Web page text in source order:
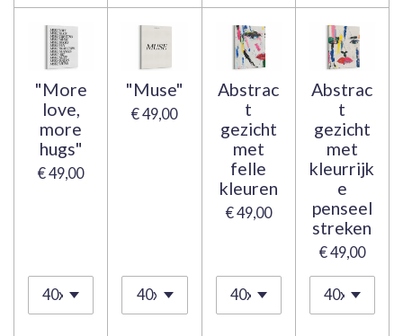
"More
love,
more
hugs"
€ 49,00
"Muse"
€ 49,00
Abstrac
t
gezicht
met
felle
kleuren
€ 49,00
Abstrac
t
gezicht
met
kleurrijk
e
penseel
streken
€ 49,00